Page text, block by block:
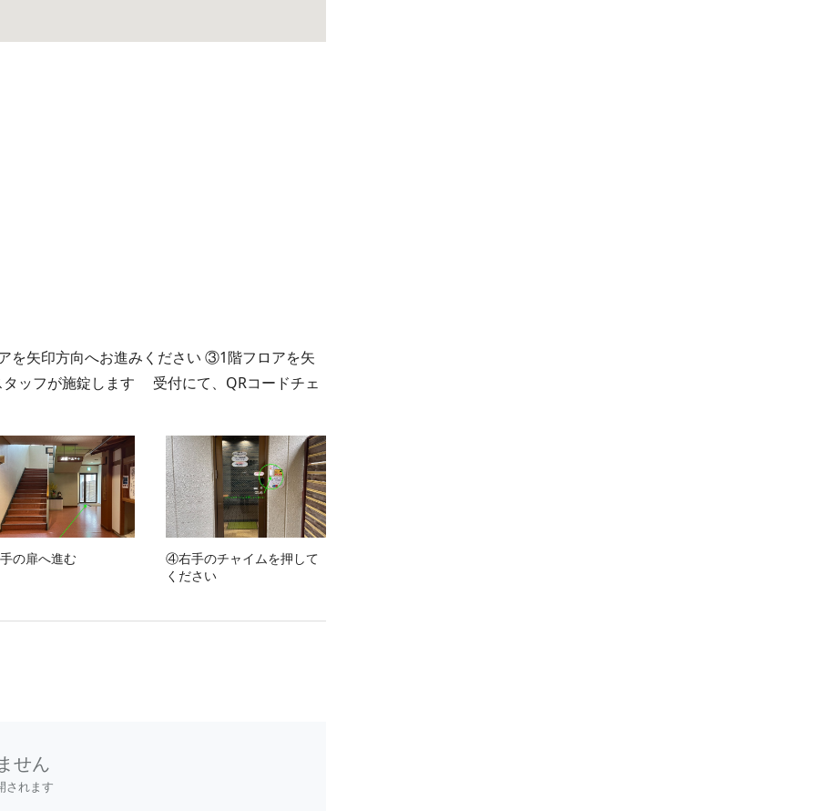
矢印方向へお進みください ③1階フロアを矢
ッフが施錠します 受付にて、QRコードチェ
の扉へ進む
④右手のチャイムを押して
ください
せん
されます